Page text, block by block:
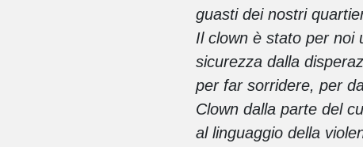
guasti dei nostri
Il clown è stato per noi
sicurezza dalla
per far sorridere, per
Clown dalla parte del
al linguaggio della